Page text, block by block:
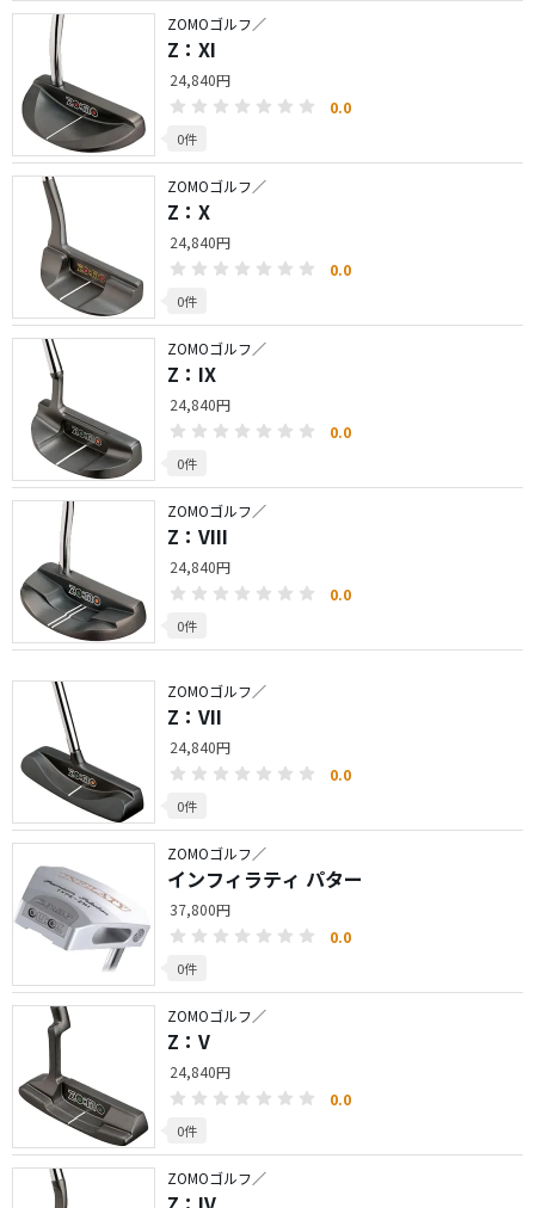
ZOMOゴルフ／
Z：XI
24,840円
0.0
0件
ZOMOゴルフ／
Z：X
24,840円
0.0
0件
ZOMOゴルフ／
Z：IX
24,840円
0.0
0件
ZOMOゴルフ／
Z：VIII
24,840円
0.0
0件
ZOMOゴルフ／
Z：VII
24,840円
0.0
0件
ZOMOゴルフ／
インフィラティ パター
37,800円
0.0
0件
ZOMOゴルフ／
Z：V
24,840円
0.0
0件
ZOMOゴルフ／